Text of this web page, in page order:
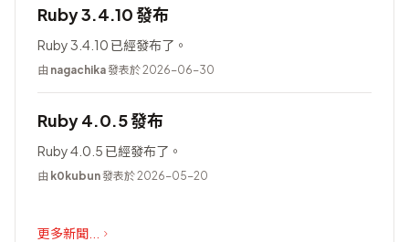
Ruby 3.4.10 發布
Ruby 3.4.10 已經發布了。
由 nagachika發表於 2026-06-30
Ruby 4.0.5 發布
Ruby 4.0.5 已經發布了。
由 k0kubun發表於 2026-05-20
更多新聞...